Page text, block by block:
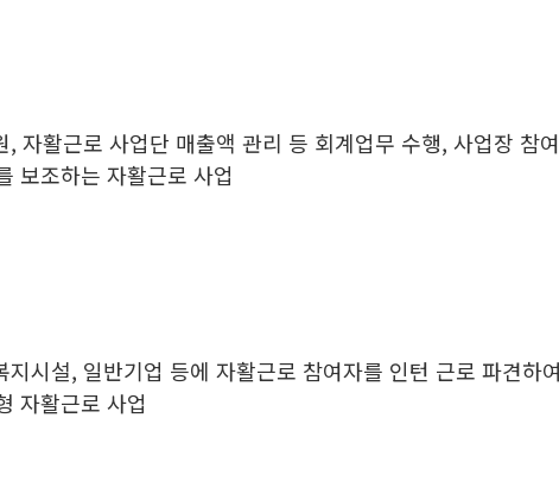
, 자활근로 사업단 매출액 관리 등 회계업무 수행, 사업장 참
보조하는 자활근로 사업
지시설, 일반기업 등에 자활근로 참여자를 인턴 근로 파견하
자활근로 사업